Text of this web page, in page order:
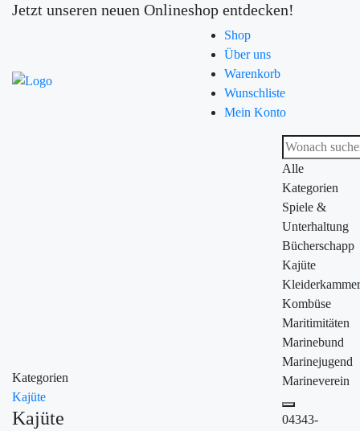
Jetzt unseren neuen Onlineshop entdecken!
Shop
Über uns
Warenkorb
Wunschliste
Mein Konto
Kategorien
Kajüte
Kajüte
Alle
Kategorien
Spiele &
Unterhaltung
Bücherschapp
Kajüte
Kleiderkammer
Kombüse
Maritimitäten
Marinebund
Marinejugend
Marineverein
04343-